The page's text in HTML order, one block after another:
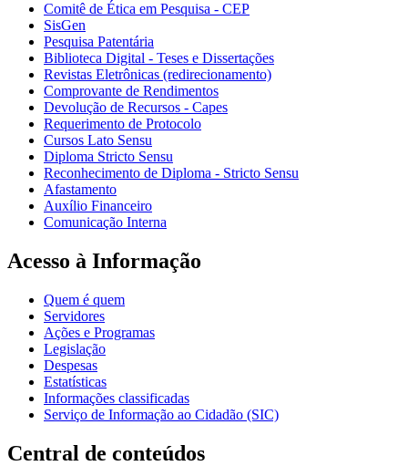
Comitê de Ética em Pesquisa - CEP
SisGen
Pesquisa Patentária
Biblioteca Digital - Teses e Dissertações
Revistas Eletrônicas (redirecionamento)
Comprovante de Rendimentos
Devolução de Recursos - Capes
Requerimento de Protocolo
Cursos Lato Sensu
Diploma Stricto Sensu
Reconhecimento de Diploma - Stricto Sensu
Afastamento
Auxílio Financeiro
Comunicação Interna
Acesso à Informação
Quem é quem
Servidores
Ações e Programas
Legislação
Despesas
Estatísticas
Informações classificadas
Serviço de Informação ao Cidadão (SIC)
Central de conteúdos